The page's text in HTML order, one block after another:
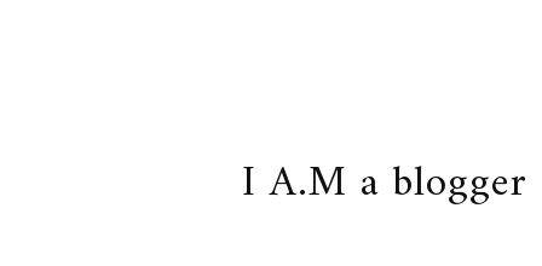
I A.M a